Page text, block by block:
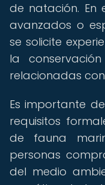
de natación.
avanzados o
se solicite
la
relacionadas
Es importante
requisitos
de fauna
personas
del medio